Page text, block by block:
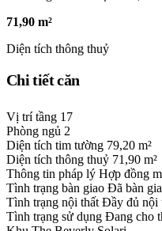
71,90 m²
Diện tích thông thuỷ
Chi tiết căn
Vị trí tầng 17
Phòng ngủ 2
Diện tích tim tường 79,20 m²
Diện tích thông thuỷ 71,90 m²
Thông tin pháp lý Hợp đồng
Tình trạng bàn giao Đã bàn
Tình trạng nội thất Đầy đủ nội
Tình trạng sử dụng Đang cho